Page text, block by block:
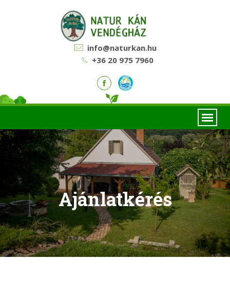
info@naturkan.hu
+36 20 975 7960
Ajánlatkérés